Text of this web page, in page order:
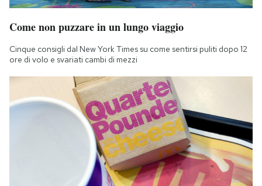
Come non puzzare in un lungo viaggio
Cinque consigli dal New York Times su come sentirsi puliti dopo 12
ore di volo e svariati cambi di mezzi